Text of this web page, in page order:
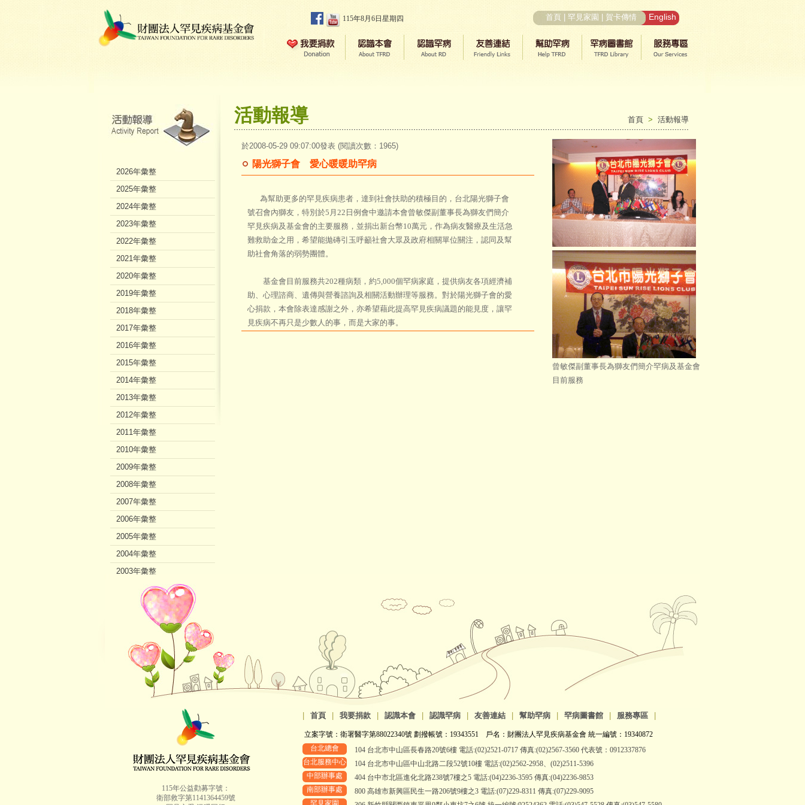
115年8月6日星期四 首頁 罕見家園 賀卡傳情 English
活動報導 首頁 > 活動報導
於2008-05-29 09:07:00發表 (閱讀次數：1965)
陽光獅子會 愛心暖暖助罕病
為幫助更多的罕見疾病患者，達到社會扶助的積極目的，台北陽光獅子會
號召會內獅友，特別於5月22日例會中邀請本會曾敏傑副董事長為獅友們簡介
罕見疾病及基金會的主要服務，並捐出新台幣10萬元，作為病友醫療及生活急
難救助金之用，希望能拋磚引玉呼籲社會大眾及政府相關單位關注，認同及幫
助社會角落的弱勢團體。
基金會目前服務共202種病類，約5,000個罕病家庭，提供病友各項經濟補
助、心理諮商、遺傳與營養諮詢及相關活動辦理等服務。對於陽光獅子會的愛
心捐款，本會除表達感謝之外，亦希望藉此提高罕見疾病議題的能見度，讓罕
見疾病不再只是少數人的事，而是大家的事。
曾敏傑副董事長為獅友們簡介罕病及基金會
目前服務
2026年彙整
2025年彙整
2024年彙整
2023年彙整
2022年彙整
2021年彙整
2020年彙整
2019年彙整
2018年彙整
2017年彙整
2016年彙整
2015年彙整
2014年彙整
2013年彙整
2012年彙整
2011年彙整
2010年彙整
2009年彙整
2008年彙整
2007年彙整
2006年彙整
2005年彙整
2004年彙整
2003年彙整
2002年彙整
115年公益勸募字號：
衛部救字第1141364459號
首頁 我要捐款 認識本會 認識罕病 友善連結 幫助罕病 罕病圖書館 服務專區
立案字號：衛署醫字第88022340號 劃撥帳號：19343551 戶名：財團法人罕見疾病基金會 統一編號：19340872
台北總會
104 台北市中山區長春路20號6樓 電話:(02)2521-0717 傳真:(02)2567-3560 代表號：0912337876
台北服務中心
104 台北市中山區中山北路二段52號10樓 電話:(02)2562-2958、(02)2511-5396
中部辦事處
404 台中市北區進化北路238號7樓之5 電話:(04)2236-3595 傳真:(04)2236-9853
南部辦事處
800 高雄市新興區民生一路206號9樓之3 電話:(07)229-8311 傳真:(07)229-9095
罕見家園